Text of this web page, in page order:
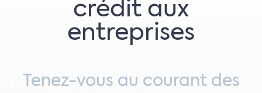
crédit aux
entreprises​
Tenez-vous au courant des